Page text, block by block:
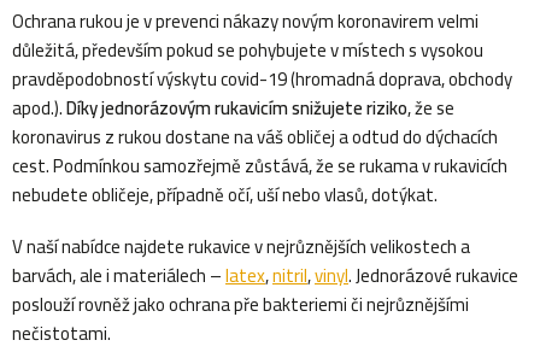
v
l
á
d
a
c
í
p
Ochrana rukou je v prevenci nákazy novým koronavirem velmi
důležitá, především pokud se pohybujete v místech s vysokou
pravděpodobností výskytu covid-19 (hromadná doprava, obchody
apod.).Díky jednorázovým rukavicím snižujete riziko, že se
koronavirus z rukou dostane na váš obličej a odtud do dýchacích
cest. Podmínkou samozřejmě zůstává, že se rukama v rukavicích
nebudete obličeje, případně očí, uší nebo vlasů, dotýkat.
V naší nabídce najdete rukavice v nejrůznějších velikostech a
barvách, ale i materiálech –latex,nitril,vinyl. Jednorázové rukavice
poslouží rovněž jako ochrana pře bakteriemi či nejrůznějšími
nečistotami.